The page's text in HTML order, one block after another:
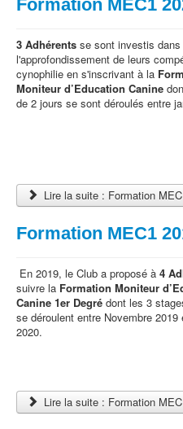
Formation MEC1
3 Adhérents se sont investis dans
l'approfondissement de leurs
cynophilie en s'inscrivant à la
Moniteur d’Education Canine
de 2 jours se sont déroulés entre
Lire la suite : Formation
Formation MEC1
En 2019, le Club a proposé à 4
suivre la Formation Moniteur
Canine 1er Degré dont les 3
se déroulent entre Novembre 2019
2020.
Lire la suite : Formation